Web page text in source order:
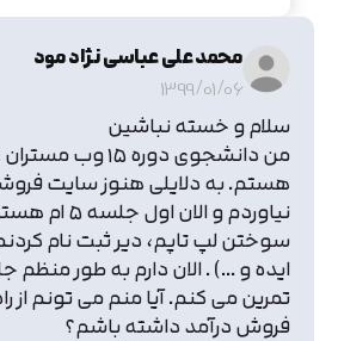
محمد علی عباسی نژاد مود
1399/01/06
سلام و خسته نباشین
من دانشجوی دوره ۱۵
هستم. به دلایلی هنوز سایت
نیاوردم و
سوختن لپ تاپم، دیر ثبت نام
ایده و ...) . الان دارم به طور
تمرین می کنم. آیا منم می تونم از
فروش درآمد داشته باشم؟